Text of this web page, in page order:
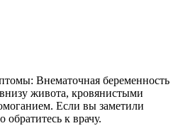
Внематочная беременность
живота, кровянистыми
Если вы заметили
к врачу.